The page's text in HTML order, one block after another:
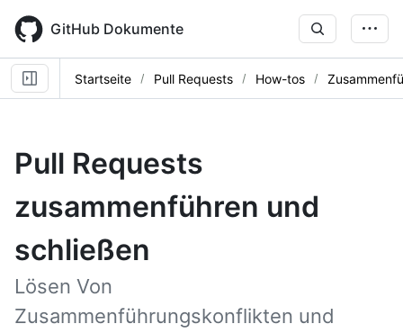
main
content
GitHub Dokumente
Startseite Pull Requests How-tos
Pull Requests
zusammenführen und
schließen
Lösen Von
Zusammenführungskonflikten und